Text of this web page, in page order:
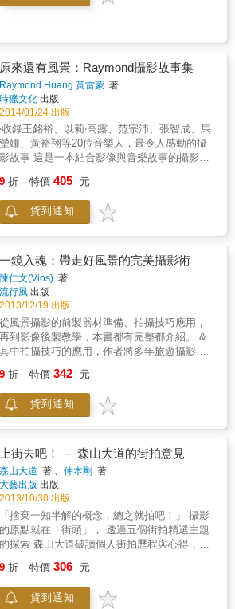
里，睡旅行拖車，在澳洲中北部「荒蠻之地」
原來還有風景：Raymond攝影故事集
Raymond Huang 黃雷蒙 著
時獵文化 出版
2014/01/24 出版
‧收錄王銘裕、以莉‧高露、范宗沛、張智成、馬
瑩姍、黃裕翔等20位音樂人，最令人感動的攝
影故事 這是一本結合影像與音樂故事的攝影書
遇 交織出19個濃度剛好的迷人故事 這是我個人
的音樂影像攝影書，像是一段沒有地圖的行
程，我正走在途中，有幸能透過小小的視窗去
書的過程，我發覺他們仍然在那裡，在我私人
旅程的風景裡。 －Raymond 當攝影碰上音
樂、攝影師與音樂人交會，會產生如何絢麗的
風景？ 20位音樂人，19篇故事，透過Raymond
的鏡頭與文筆，讓我們看到不同的生命風景；
在閱讀文字與照片的同時，動人的生命樂章彷
彿也在耳中輕響&hellip;&hellip;&
9 折 特價 405 元
貨到通知
一鏡入魂：帶走好風景的完美攝影術
陳仁文(Vios) 著
流行風 出版
2013/12/19 出版
從風景攝影的前製器材準備、拍攝技巧應用，
再到影像後製教學，本書都有完整都介紹。 &
其中拍攝技巧的應用，作者將多年旅遊攝影的
介紹給讀者。最後，作者分享了他心中一生的
必拍之地，除了行程規劃的建議，對於當地的
人文風情並有深刻的描述。
9 折 特價 342 元
貨到通知
上街去吧！ － 森山大道的街拍意見
森山大道 著 、仲本剛 著
大藝出版 出版
2013/10/30 出版
「捨棄一知半解的概念，總之就拍吧！」 攝影
的原點就在「街頭」， 透過五個街拍精選主題
的探索 森山大道破讀個人街拍歷程與心得，分
拍！ 60年代，攝影師．森山大道以「晃動．模
糊．粗粒子」的風格受到矚目。爾後半個世
紀，他依然佇立於街頭，使用傳統底片相機、
9 折 特價 306 元
貨到通知